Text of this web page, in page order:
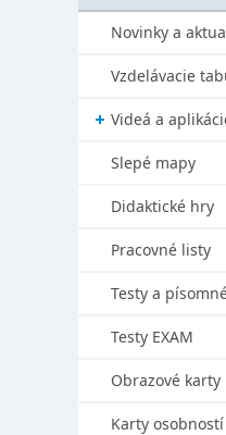
Novinky a
Vzdelávacie
Videá a
Slepé mapy
Didaktické hry
Pracovné listy
Testy a
Testy EXAM
Obrazové karty
Karty osobností